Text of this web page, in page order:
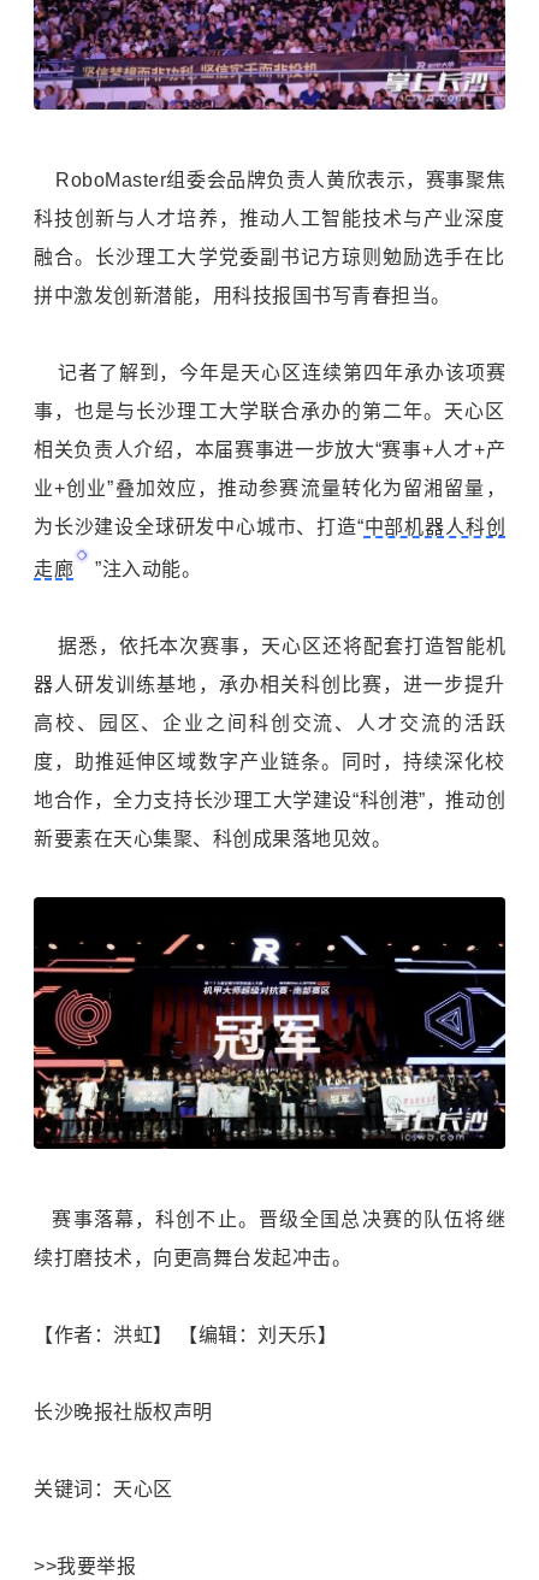
RoboMaster组委会品牌负责人黄欣表示，赛事聚焦
科技创新与人才培养，推动人工智能技术与产业深度
融合。长沙理工大学党委副书记方琼则勉励选手在比
拼中激发创新潜能，用科技报国书写青春担当。
记者了解到，今年是天心区连续第四年承办该项赛
事，也是与长沙理工大学联合承办的第二年。天心区
相关负责人介绍，本届赛事进一步放大“赛事+人才+产
业+创业”叠加效应，推动参赛流量转化为留湘留量，
为长沙建设全球研发中心城市、打造“中部机器人科创
走廊 ”注入动能。
据悉，依托本次赛事，天心区还将配套打造智能机
器人研发训练基地，承办相关科创比赛，进一步提升
高校、园区、企业之间科创交流、人才交流的活跃
度，助推延伸区域数字产业链条。同时，持续深化校
地合作，全力支持长沙理工大学建设“科创港”，推动创
新要素在天心集聚、科创成果落地见效。
赛事落幕，科创不止。晋级全国总决赛的队伍将继
续打磨技术，向更高舞台发起冲击。
【作者：洪虹】 【编辑：刘天乐】
长沙晚报社版权声明
关键词：天心区
>>我要举报